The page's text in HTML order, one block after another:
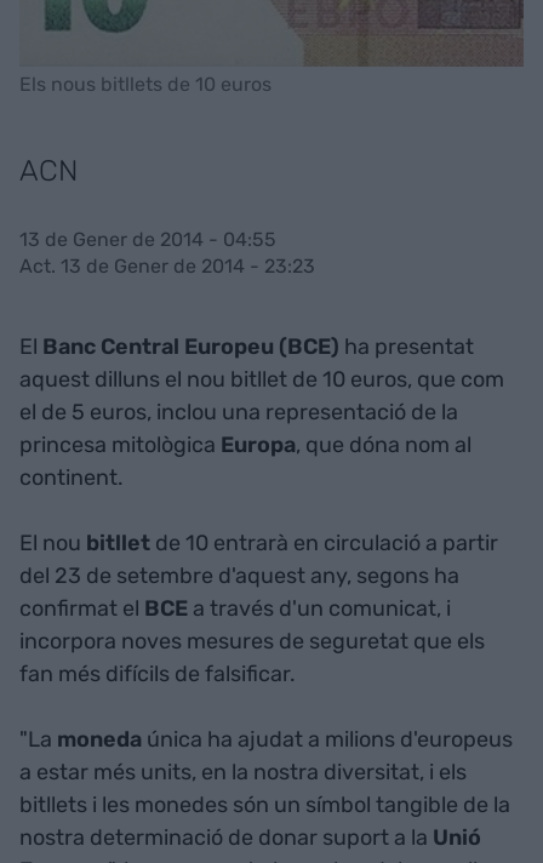
Els nous bitllets de 10 euros
ACN
13 de Gener de 2014 - 04:55
Act. 13 de Gener de 2014 - 23:23
El Banc Central Europeu (BCE) ha presentat
aquest dilluns el nou bitllet de 10 euros, que com
el de 5 euros, inclou una representació de la
princesa mitològica Europa, que dóna nom al
continent.
El nou bitllet de 10 entrarà en circulació a partir
del 23 de setembre d'aquest any, segons ha
confirmat el BCE a través d'un comunicat, i
incorpora noves mesures de seguretat que els
fan més difícils de falsificar.
"La moneda única ha ajudat a milions d'europeus
a estar més units, en la nostra diversitat, i els
bitllets i les monedes són un símbol tangible de la
nostra determinació de donar suport a la Unió